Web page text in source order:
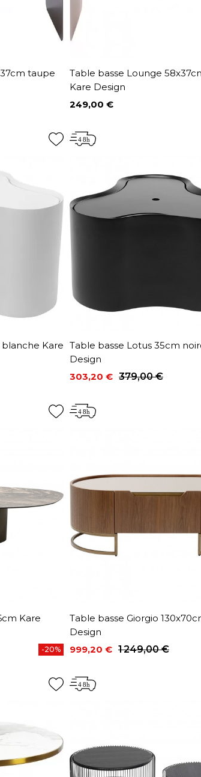
taupe
Table basse Lounge
Kare Design
Prix
249,00 €
Kare Table basse Lotus 35cm
Design
Prix
303,20 €
Prix de base379,00 €
Kare
-20%
Table basse Giorgio
Design
Prix
999,20 €
Prix de base1 249,00 €